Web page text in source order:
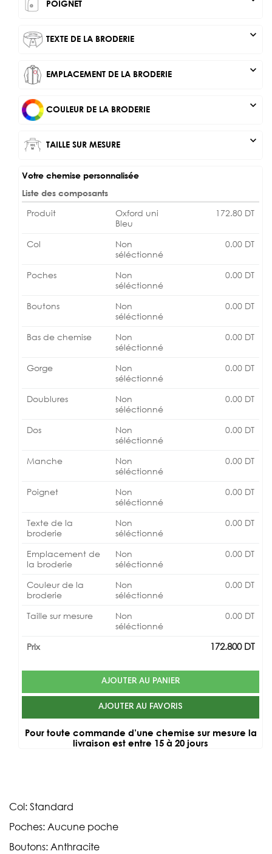
POIGNET
TEXTE DE LA BRODERIE expand_more
EMPLACEMENT DE LA BRODERIE expand_more
COULEUR DE LA BRODERIE expand_more
TAILLE SUR MESURE expand_more
Votre chemise personnalisée
Liste des composants
Produit
Oxford uni
Bleu
172.80 DT
Col
Non
séléctionné
0.00 DT
Poches
Non
séléctionné
0.00 DT
Boutons
Non
séléctionné
0.00 DT
Bas de chemise
Non
séléctionné
0.00 DT
Gorge
Non
séléctionné
0.00 DT
Doublures
Non
séléctionné
0.00 DT
Dos
Non
séléctionné
0.00 DT
Manche
Non
séléctionné
0.00 DT
Poignet
Non
séléctionné
0.00 DT
Texte de la
broderie
Non
séléctionné
0.00 DT
Emplacement de
la broderie
Non
séléctionné
0.00 DT
Couleur de la
broderie
Non
séléctionné
0.00 DT
Taille sur mesure
Non
séléctionné
0.00 DT
Prix 172.800DT
AJOUTER AU PANIER
AJOUTER AU FAVORIS
Pour toute commande d’une chemise sur mesure la
livraison est entre 15 à 20 jours
Col: Standard
Poches: Aucune poche
Boutons: Anthracite